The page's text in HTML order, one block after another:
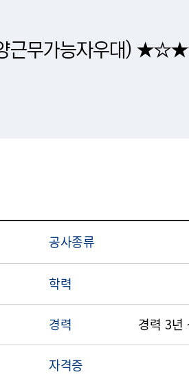
근무가능자우대)
공사종류
학력
경력 경력 3년
자격증